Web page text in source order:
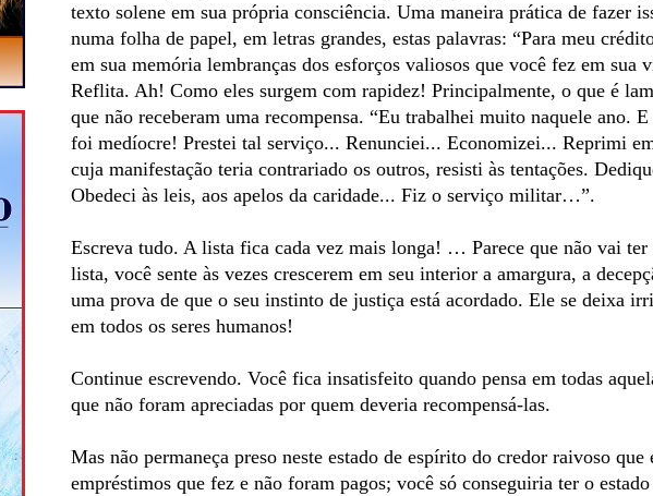
texto solene em sua própria consciência. Uma maneira prática de fazer
numa folha de papel, em letras grandes, estas palavras: “Para meu
em sua memória lembranças dos esforços valiosos que você fez em sua
Reflita. Ah! Como eles surgem com rapidez! Principalmente, o que é
que não receberam uma recompensa. “Eu trabalhei muito naquele ano.
foi medíocre! Prestei tal serviço... Renunciei... Economizei... Reprimi
cuja manifestação teria contrariado os outros, resisti às tentações.
Obedeci às leis, aos apelos da caridade... Fiz o serviço militar…”.
Escreva tudo. A lista fica cada vez mais longa! … Parece que não vai
lista, você sente às vezes crescerem em seu interior a amargura, a
uma prova de que o seu instinto de justiça está acordado. Ele se deixa
em todos os seres humanos!
Continue escrevendo. Você fica insatisfeito quando pensa em todas
que não foram apreciadas por quem deveria recompensá-las.
Mas não permaneça preso neste estado de espírito do credor raivoso que
empréstimos que fez e não foram pagos; você só conseguiria ter o